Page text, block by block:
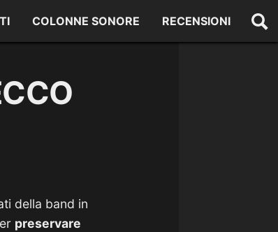
COLONNE SONORE RECENSIONI
della band in
preservare